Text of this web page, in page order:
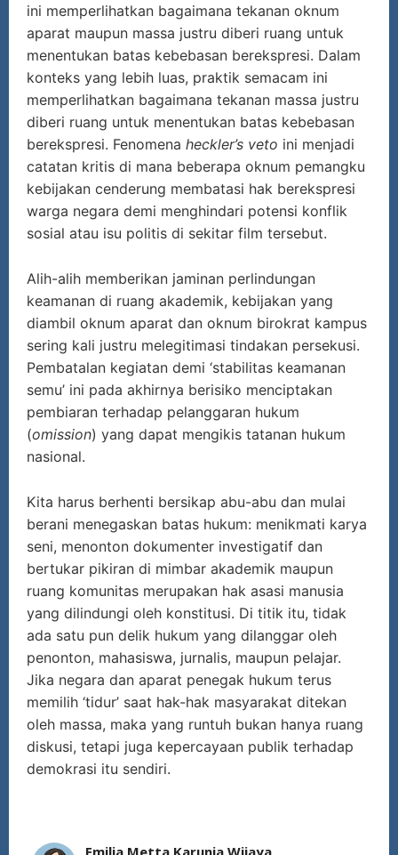
ini memperlihatkan bagaimana tekanan oknum
aparat maupun massa justru diberi ruang untuk
menentukan batas kebebasan berekspresi. Dalam
konteks yang lebih luas, praktik semacam ini
memperlihatkan bagaimana tekanan massa justru
diberi ruang untuk menentukan batas kebebasan
berekspresi. Fenomena heckler’s veto ini menjadi
catatan kritis di mana beberapa oknum pemangku
kebijakan cenderung membatasi hak berekspresi
warga negara demi menghindari potensi konflik
sosial atau isu politis di sekitar film tersebut.
Alih-alih memberikan jaminan perlindungan
keamanan di ruang akademik, kebijakan yang
diambil oknum aparat dan oknum birokrat kampus
sering kali justru melegitimasi tindakan persekusi.
Pembatalan kegiatan demi ‘stabilitas keamanan
semu’ ini pada akhirnya berisiko menciptakan
pembiaran terhadap pelanggaran hukum
(omission) yang dapat mengikis tatanan hukum
nasional.
Kita harus berhenti bersikap abu-abu dan mulai
berani menegaskan batas hukum: menikmati karya
seni, menonton dokumenter investigatif dan
bertukar pikiran di mimbar akademik maupun
ruang komunitas merupakan hak asasi manusia
yang dilindungi oleh konstitusi. Di titik itu, tidak
ada satu pun delik hukum yang dilanggar oleh
penonton, mahasiswa, jurnalis, maupun pelajar.
Jika negara dan aparat penegak hukum terus
memilih ‘tidur’ saat hak-hak masyarakat ditekan
oleh massa, maka yang runtuh bukan hanya ruang
diskusi, tetapi juga kepercayaan publik terhadap
demokrasi itu sendiri.
Emilia Metta Karunia Wijaya